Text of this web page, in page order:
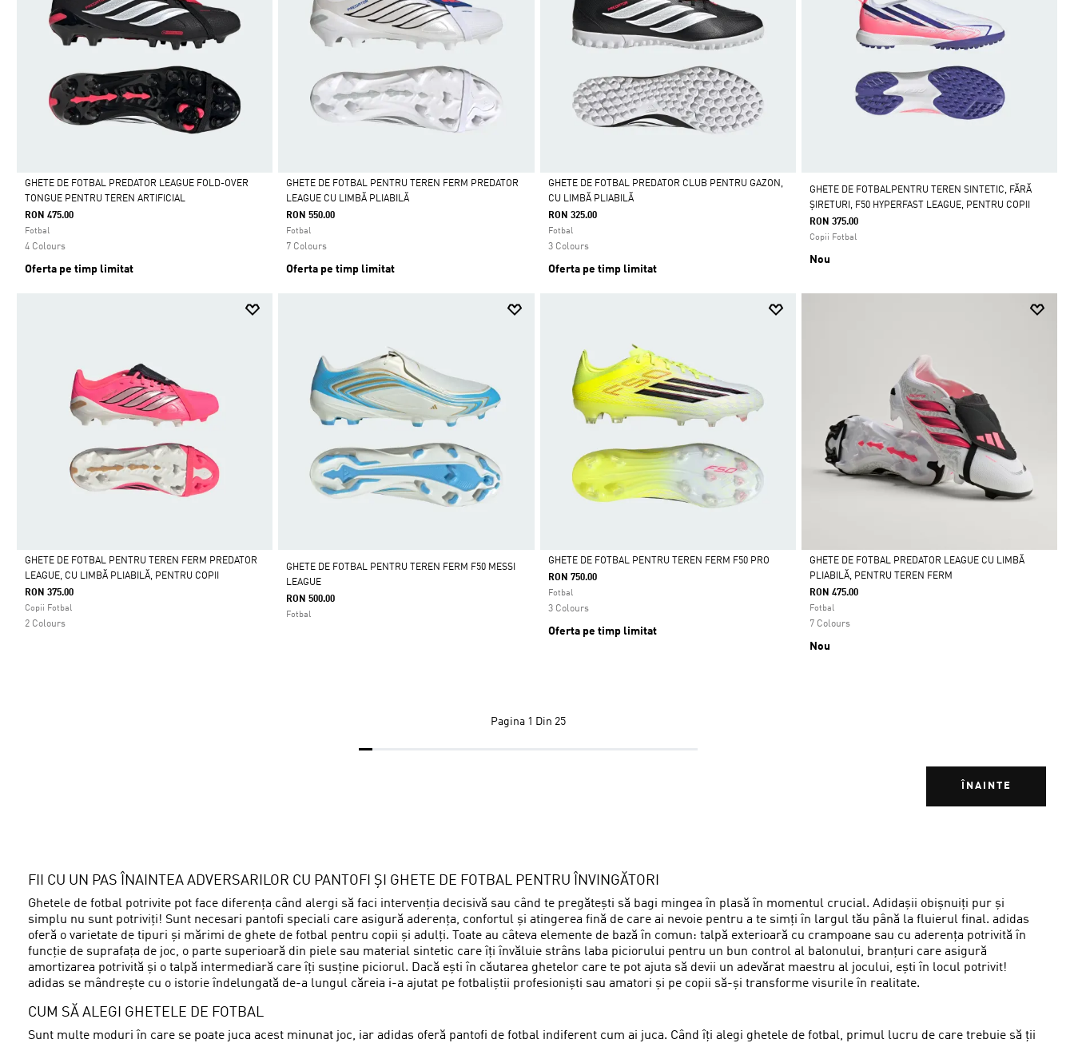
Da
GHETE DE FOTBAL PREDATOR LEAGUE FOLD-OVER
TONGUE PENTRU TEREN ARTIFICIAL
RON 475.00
Fotbal
4 Colours
Oferta pe timp limitat
Da
GHETE DE FOTBAL PENTRU TEREN FERM PREDATOR
LEAGUE CU LIMBĂ PLIABILĂ
RON 550.00
Fotbal
7 Colours
Oferta pe timp limitat
Da
GHETE DE FOTBAL PREDATOR CLUB PENTRU GAZON,
CU LIMBĂ PLIABILĂ
RON 325.00
Fotbal
3 Colours
Oferta pe timp limitat
GHETE DE FOTBALPENTRU TEREN SINTETIC, FĂRĂ
ȘIRETURI, F50 HYPERFAST LEAGUE, PENTRU COPII
RON 375.00
Copii Fotbal
Nou
Da
GHETE DE FOTBAL PENTRU TEREN FERM PREDATOR
LEAGUE, CU LIMBĂ PLIABILĂ, PENTRU COPII
RON 375.00
Copii Fotbal
2 Colours
GHETE DE FOTBAL PENTRU TEREN FERM F50 MESSI
LEAGUE
RON 500.00
Fotbal
Da
GHETE DE FOTBAL PENTRU TEREN FERM F50 PRO
RON 750.00
Fotbal
3 Colours
Oferta pe timp limitat
Da
GHETE DE FOTBAL PREDATOR LEAGUE CU LIMBĂ
PLIABILĂ, PENTRU TEREN FERM
RON 475.00
Fotbal
7 Colours
Nou
Pagina 1 Din 25
ÎNAINTE
FII CU UN PAS ÎNAINTEA ADVERSARILOR CU PANTOFI ȘI GHETE DE FOTBAL PENTRU ÎNVINGĂTORI
Ghetele de fotbal potrivite pot face diferența când alergi să faci intervenția decisivă sau când te pregătești să bagi mingea în plasă în momentul crucial. Adidașii obișnuiți pur și
simplu nu sunt potriviți! Sunt necesari pantofi speciali care asigură aderența, confortul și atingerea fină de care ai nevoie pentru a te simți în largul tău până la fluierul final. adidas
oferă o varietate de tipuri și mărimi de ghete de fotbal pentru copii și adulți. Toate au câteva elemente de bază în comun: talpă exterioară cu crampoane sau cu aderența potrivită în
funcție de suprafața de joc, o parte superioară din piele sau material sintetic care îți învăluie strâns laba piciorului pentru un bun control al balonului, branțuri care asigură
amortizarea potrivită și o talpă intermediară care îți susține piciorul. Dacă ești în căutarea ghetelor care te pot ajuta să devii un adevărat maestru al jocului, ești în locul potrivit!
adidas se mândrește cu o istorie îndelungată de-a lungul căreia i-a ajutat pe fotbaliștii profesioniști sau amatori și pe copii să-și transforme visurile în realitate.
CUM SĂ ALEGI GHETELE DE FOTBAL
Sunt multe moduri în care se poate juca acest minunat joc, iar adidas oferă pantofi de fotbal indiferent cum ai juca. Când îți alegi ghetele de fotbal, primul lucru de care trebuie să ții